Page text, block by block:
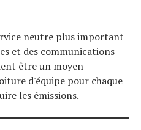
neutre plus important
et des communications
être un moyen
d'équipe pour chaque
les émissions.